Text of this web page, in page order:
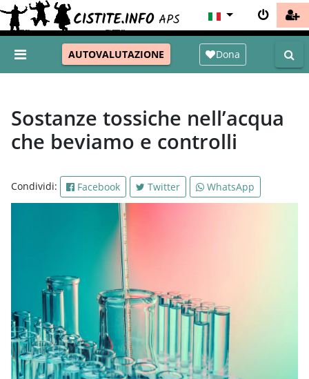
AUTOVALUTAZIONE Dona
Sostanze tossiche nell’acqua
che beviamo e controlli
Condividi: Facebook Twitter WhatsApp